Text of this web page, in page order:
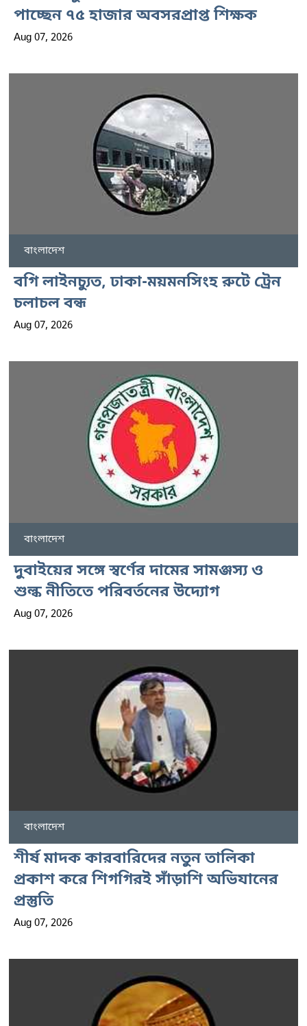
পাচ্ছেন ৭৫ হাজার অবসরপ্রাপ্ত শিক্ষক
Aug 07, 2026
বাংলাদেশ
বগি লাইনচ্যুত, ঢাকা-ময়মনসিংহ রুটে ট্রেন
চলাচল বন্ধ
Aug 07, 2026
বাংলাদেশ
দুবাইয়ের সঙ্গে স্বর্ণের দামের সামঞ্জস্য ও
শুল্ক নীতিতে পরিবর্তনের উদ্যোগ
Aug 07, 2026
বাংলাদেশ
শীর্ষ মাদক কারবারিদের নতুন তালিকা
প্রকাশ করে শিগগিরই সাঁড়াশি অভিযানের
প্রস্তুতি
Aug 07, 2026